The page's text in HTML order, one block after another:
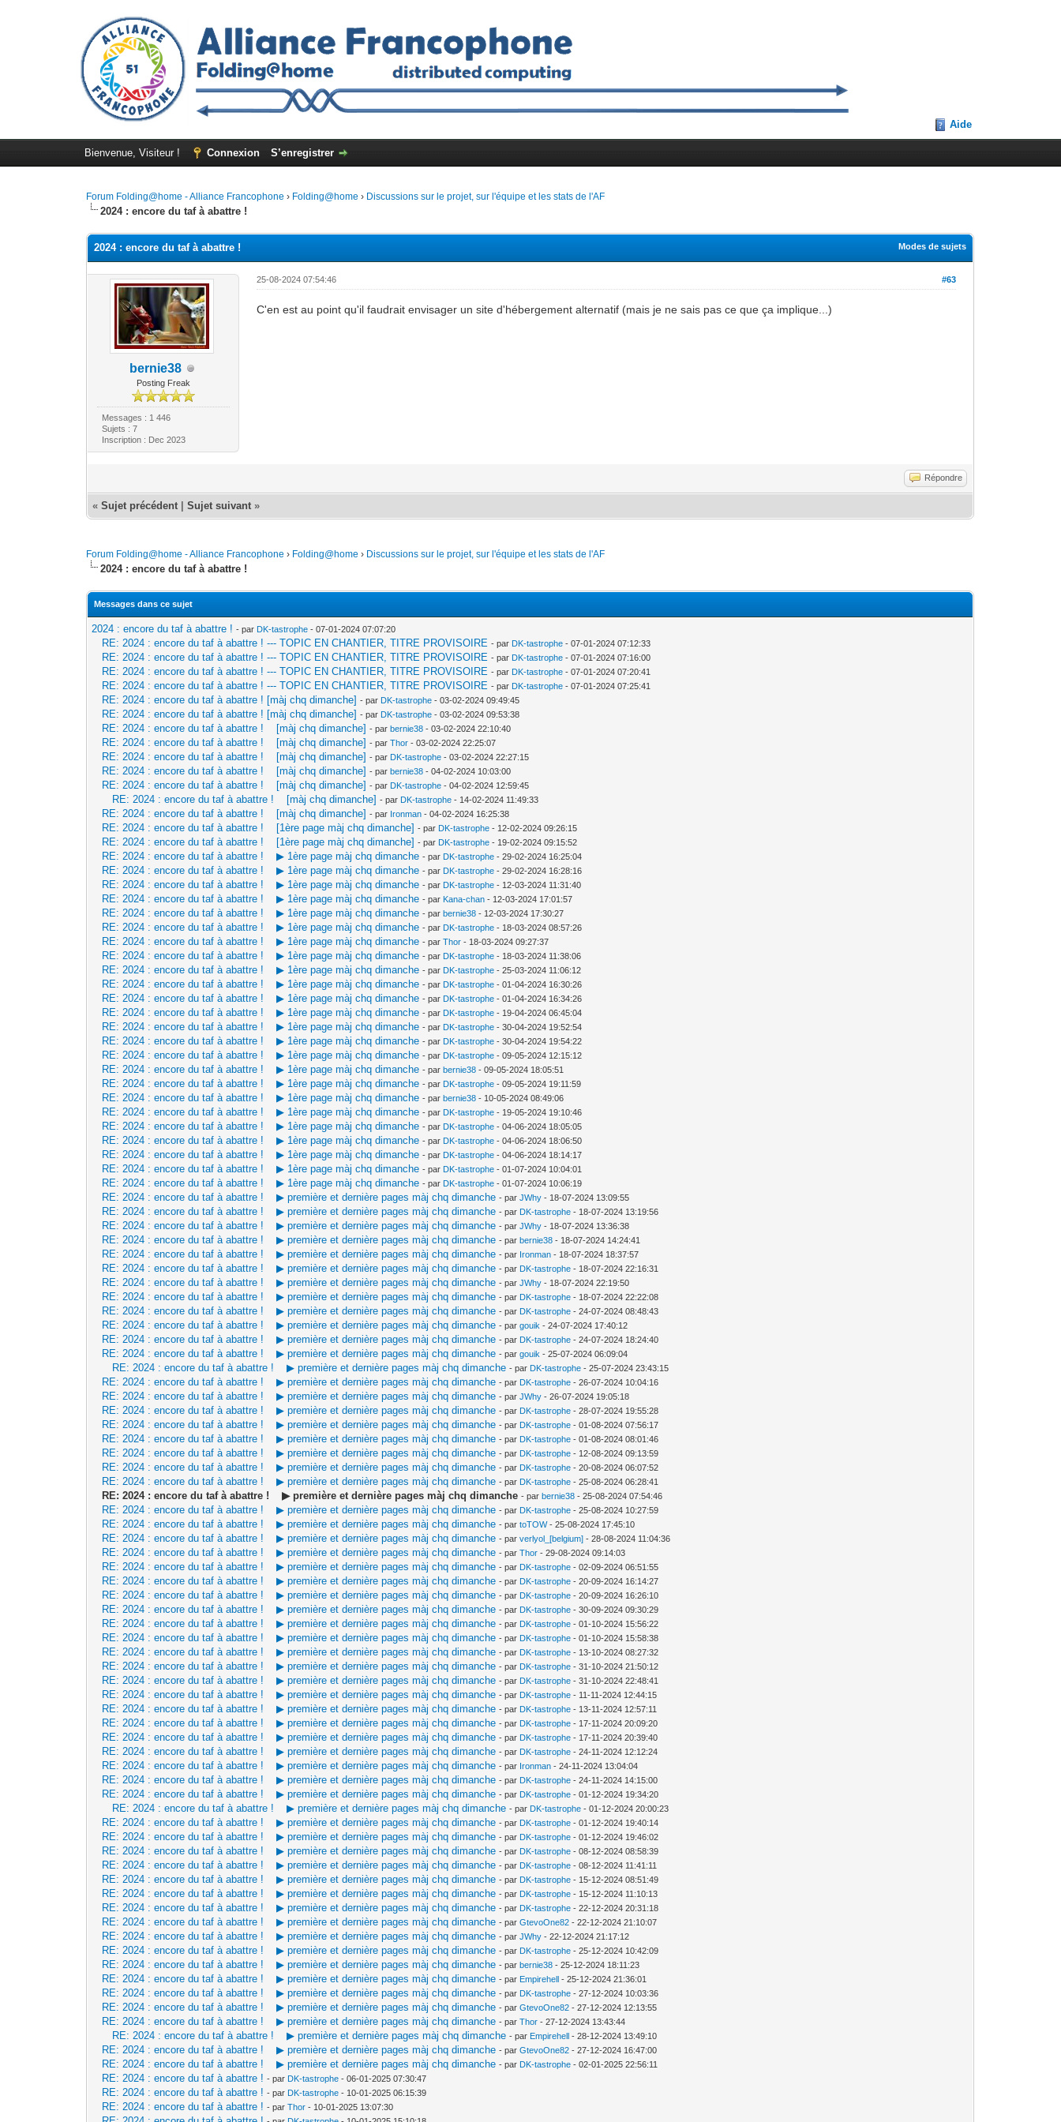
Aide
Bienvenue, Visiteur ! Connexion S’enregistrer
Forum Folding@home - Alliance Francophone › Folding@home › Discussions sur le projet, sur l'équipe et les stats de l'AF
2024 : encore du taf à abattre !
Modes de sujets
2024 : encore du taf à abattre !
bernie38
Posting Freak
Messages : 1 446
Sujets : 7
Inscription : Dec 2023
#63
25-08-2024 07:54:46
C'en est au point qu'il faudrait envisager un site d'hébergement alternatif (mais je ne sais pas ce que ça implique...)
Répondre
«Sujet précédent |Sujet suivant »
Forum Folding@home - Alliance Francophone › Folding@home › Discussions sur le projet, sur l'équipe et les stats de l'AF
2024 : encore du taf à abattre !
Messages dans ce sujet
2024 : encore du taf à abattre ! - par DK-tastrophe - 07-01-2024 07:07:20
RE: 2024 : encore du taf à abattre ! --- TOPIC EN CHANTIER, TITRE PROVISOIRE - par DK-tastrophe - 07-01-2024 07:12:33
RE: 2024 : encore du taf à abattre ! --- TOPIC EN CHANTIER, TITRE PROVISOIRE - par DK-tastrophe - 07-01-2024 07:16:00
RE: 2024 : encore du taf à abattre ! --- TOPIC EN CHANTIER, TITRE PROVISOIRE - par DK-tastrophe - 07-01-2024 07:20:41
RE: 2024 : encore du taf à abattre ! --- TOPIC EN CHANTIER, TITRE PROVISOIRE - par DK-tastrophe - 07-01-2024 07:25:41
RE: 2024 : encore du taf à abattre ! [màj chq dimanche] - par DK-tastrophe - 03-02-2024 09:49:45
RE: 2024 : encore du taf à abattre ! [màj chq dimanche] - par DK-tastrophe - 03-02-2024 09:53:38
RE: 2024 : encore du taf à abattre ! [màj chq dimanche] - parbernie38 - 03-02-2024 22:10:40
RE: 2024 : encore du taf à abattre ! [màj chq dimanche] - parThor - 03-02-2024 22:25:07
RE: 2024 : encore du taf à abattre ! [màj chq dimanche] - par DK-tastrophe - 03-02-2024 22:27:15
RE: 2024 : encore du taf à abattre ! [màj chq dimanche] - parbernie38 - 04-02-2024 10:03:00
RE: 2024 : encore du taf à abattre ! [màj chq dimanche] - par DK-tastrophe - 04-02-2024 12:59:45
RE: 2024 : encore du taf à abattre ! [màj chq dimanche] - par DK-tastrophe - 14-02-2024 11:49:33
RE: 2024 : encore du taf à abattre ! [màj chq dimanche] - par Ironman - 04-02-2024 16:25:38
RE: 2024 : encore du taf à abattre ! [1ère page màj chq dimanche] - par DK-tastrophe - 12-02-2024 09:26:15
RE: 2024 : encore du taf à abattre ! [1ère page màj chq dimanche] - par DK-tastrophe - 19-02-2024 09:15:52
RE: 2024 : encore du taf à abattre ! ▶ 1ère page màj chq dimanche - par DK-tastrophe - 29-02-2024 16:25:04
RE: 2024 : encore du taf à abattre ! ▶ 1ère page màj chq dimanche - par DK-tastrophe - 29-02-2024 16:28:16
RE: 2024 : encore du taf à abattre ! ▶ 1ère page màj chq dimanche - par DK-tastrophe - 12-03-2024 11:31:40
RE: 2024 : encore du taf à abattre ! ▶ 1ère page màj chq dimanche - par Kana-chan - 12-03-2024 17:01:57
RE: 2024 : encore du taf à abattre ! ▶ 1ère page màj chq dimanche - parbernie38 - 12-03-2024 17:30:27
RE: 2024 : encore du taf à abattre ! ▶ 1ère page màj chq dimanche - par DK-tastrophe - 18-03-2024 08:57:26
RE: 2024 : encore du taf à abattre ! ▶ 1ère page màj chq dimanche - parThor - 18-03-2024 09:27:37
RE: 2024 : encore du taf à abattre ! ▶ 1ère page màj chq dimanche - par DK-tastrophe - 18-03-2024 11:38:06
RE: 2024 : encore du taf à abattre ! ▶ 1ère page màj chq dimanche - par DK-tastrophe - 25-03-2024 11:06:12
RE: 2024 : encore du taf à abattre ! ▶ 1ère page màj chq dimanche - par DK-tastrophe - 01-04-2024 16:30:26
RE: 2024 : encore du taf à abattre ! ▶ 1ère page màj chq dimanche - par DK-tastrophe - 01-04-2024 16:34:26
RE: 2024 : encore du taf à abattre ! ▶ 1ère page màj chq dimanche - par DK-tastrophe - 19-04-2024 06:45:04
RE: 2024 : encore du taf à abattre ! ▶ 1ère page màj chq dimanche - par DK-tastrophe - 30-04-2024 19:52:54
RE: 2024 : encore du taf à abattre ! ▶ 1ère page màj chq dimanche - par DK-tastrophe - 30-04-2024 19:54:22
RE: 2024 : encore du taf à abattre ! ▶ 1ère page màj chq dimanche - par DK-tastrophe - 09-05-2024 12:15:12
RE: 2024 : encore du taf à abattre ! ▶ 1ère page màj chq dimanche - parbernie38 - 09-05-2024 18:05:51
RE: 2024 : encore du taf à abattre ! ▶ 1ère page màj chq dimanche - par DK-tastrophe - 09-05-2024 19:11:59
RE: 2024 : encore du taf à abattre ! ▶ 1ère page màj chq dimanche - parbernie38 - 10-05-2024 08:49:06
RE: 2024 : encore du taf à abattre ! ▶ 1ère page màj chq dimanche - par DK-tastrophe - 19-05-2024 19:10:46
RE: 2024 : encore du taf à abattre ! ▶ 1ère page màj chq dimanche - par DK-tastrophe - 04-06-2024 18:05:05
RE: 2024 : encore du taf à abattre ! ▶ 1ère page màj chq dimanche - par DK-tastrophe - 04-06-2024 18:06:50
RE: 2024 : encore du taf à abattre ! ▶ 1ère page màj chq dimanche - par DK-tastrophe - 04-06-2024 18:14:17
RE: 2024 : encore du taf à abattre ! ▶ 1ère page màj chq dimanche - par DK-tastrophe - 01-07-2024 10:04:01
RE: 2024 : encore du taf à abattre ! ▶ 1ère page màj chq dimanche - par DK-tastrophe - 01-07-2024 10:06:19
RE: 2024 : encore du taf à abattre ! ▶ première et dernière pages màj chq dimanche - parJWhy - 18-07-2024 13:09:55
RE: 2024 : encore du taf à abattre ! ▶ première et dernière pages màj chq dimanche - par DK-tastrophe - 18-07-2024 13:19:56
RE: 2024 : encore du taf à abattre ! ▶ première et dernière pages màj chq dimanche - parJWhy - 18-07-2024 13:36:38
RE: 2024 : encore du taf à abattre ! ▶ première et dernière pages màj chq dimanche - parbernie38 - 18-07-2024 14:24:41
RE: 2024 : encore du taf à abattre ! ▶ première et dernière pages màj chq dimanche - par Ironman - 18-07-2024 18:37:57
RE: 2024 : encore du taf à abattre ! ▶ première et dernière pages màj chq dimanche - par DK-tastrophe - 18-07-2024 22:16:31
RE: 2024 : encore du taf à abattre ! ▶ première et dernière pages màj chq dimanche - parJWhy - 18-07-2024 22:19:50
RE: 2024 : encore du taf à abattre ! ▶ première et dernière pages màj chq dimanche - par DK-tastrophe - 18-07-2024 22:22:08
RE: 2024 : encore du taf à abattre ! ▶ première et dernière pages màj chq dimanche - par DK-tastrophe - 24-07-2024 08:48:43
RE: 2024 : encore du taf à abattre ! ▶ première et dernière pages màj chq dimanche - pargouik - 24-07-2024 17:40:12
RE: 2024 : encore du taf à abattre ! ▶ première et dernière pages màj chq dimanche - par DK-tastrophe - 24-07-2024 18:24:40
RE: 2024 : encore du taf à abattre ! ▶ première et dernière pages màj chq dimanche - pargouik - 25-07-2024 06:09:04
RE: 2024 : encore du taf à abattre ! ▶ première et dernière pages màj chq dimanche - par DK-tastrophe - 25-07-2024 23:43:15
RE: 2024 : encore du taf à abattre ! ▶ première et dernière pages màj chq dimanche - par DK-tastrophe - 26-07-2024 10:04:16
RE: 2024 : encore du taf à abattre ! ▶ première et dernière pages màj chq dimanche - parJWhy - 26-07-2024 19:05:18
RE: 2024 : encore du taf à abattre ! ▶ première et dernière pages màj chq dimanche - par DK-tastrophe - 28-07-2024 19:55:28
RE: 2024 : encore du taf à abattre ! ▶ première et dernière pages màj chq dimanche - par DK-tastrophe - 01-08-2024 07:56:17
RE: 2024 : encore du taf à abattre ! ▶ première et dernière pages màj chq dimanche - par DK-tastrophe - 01-08-2024 08:01:46
RE: 2024 : encore du taf à abattre ! ▶ première et dernière pages màj chq dimanche - par DK-tastrophe - 12-08-2024 09:13:59
RE: 2024 : encore du taf à abattre ! ▶ première et dernière pages màj chq dimanche - par DK-tastrophe - 20-08-2024 06:07:52
RE: 2024 : encore du taf à abattre ! ▶ première et dernière pages màj chq dimanche - par DK-tastrophe - 25-08-2024 06:28:41
RE: 2024 : encore du taf à abattre ! ▶ première et dernière pages màj chq dimanche - parbernie38 - 25-08-2024 07:54:46
RE: 2024 : encore du taf à abattre ! ▶ première et dernière pages màj chq dimanche - par DK-tastrophe - 25-08-2024 10:27:59
RE: 2024 : encore du taf à abattre ! ▶ première et dernière pages màj chq dimanche - partoTOW- 25-08-2024 17:45:10
RE: 2024 : encore du taf à abattre ! ▶ première et dernière pages màj chq dimanche - parverlyol_[belgium] - 28-08-2024 11:04:36
RE: 2024 : encore du taf à abattre ! ▶ première et dernière pages màj chq dimanche - parThor - 29-08-2024 09:14:03
RE: 2024 : encore du taf à abattre ! ▶ première et dernière pages màj chq dimanche - par DK-tastrophe - 02-09-2024 06:51:55
RE: 2024 : encore du taf à abattre ! ▶ première et dernière pages màj chq dimanche - par DK-tastrophe - 20-09-2024 16:14:27
RE: 2024 : encore du taf à abattre ! ▶ première et dernière pages màj chq dimanche - par DK-tastrophe - 20-09-2024 16:26:10
RE: 2024 : encore du taf à abattre ! ▶ première et dernière pages màj chq dimanche - par DK-tastrophe - 30-09-2024 09:30:29
RE: 2024 : encore du taf à abattre ! ▶ première et dernière pages màj chq dimanche - par DK-tastrophe - 01-10-2024 15:56:22
RE: 2024 : encore du taf à abattre ! ▶ première et dernière pages màj chq dimanche - par DK-tastrophe - 01-10-2024 15:58:38
RE: 2024 : encore du taf à abattre ! ▶ première et dernière pages màj chq dimanche - par DK-tastrophe - 13-10-2024 08:27:32
RE: 2024 : encore du taf à abattre ! ▶ première et dernière pages màj chq dimanche - par DK-tastrophe - 31-10-2024 21:50:12
RE: 2024 : encore du taf à abattre ! ▶ première et dernière pages màj chq dimanche - par DK-tastrophe - 31-10-2024 22:48:41
RE: 2024 : encore du taf à abattre ! ▶ première et dernière pages màj chq dimanche - par DK-tastrophe - 11-11-2024 12:44:15
RE: 2024 : encore du taf à abattre ! ▶ première et dernière pages màj chq dimanche - par DK-tastrophe - 13-11-2024 12:57:11
RE: 2024 : encore du taf à abattre ! ▶ première et dernière pages màj chq dimanche - par DK-tastrophe - 17-11-2024 20:09:20
RE: 2024 : encore du taf à abattre ! ▶ première et dernière pages màj chq dimanche - par DK-tastrophe - 17-11-2024 20:39:40
RE: 2024 : encore du taf à abattre ! ▶ première et dernière pages màj chq dimanche - par DK-tastrophe - 24-11-2024 12:12:24
RE: 2024 : encore du taf à abattre ! ▶ première et dernière pages màj chq dimanche - par Ironman - 24-11-2024 13:04:04
RE: 2024 : encore du taf à abattre ! ▶ première et dernière pages màj chq dimanche - par DK-tastrophe - 24-11-2024 14:15:00
RE: 2024 : encore du taf à abattre ! ▶ première et dernière pages màj chq dimanche - par DK-tastrophe - 01-12-2024 19:34:20
RE: 2024 : encore du taf à abattre ! ▶ première et dernière pages màj chq dimanche - par DK-tastrophe - 01-12-2024 20:00:23
RE: 2024 : encore du taf à abattre ! ▶ première et dernière pages màj chq dimanche - par DK-tastrophe - 01-12-2024 19:40:14
RE: 2024 : encore du taf à abattre ! ▶ première et dernière pages màj chq dimanche - par DK-tastrophe - 01-12-2024 19:46:02
RE: 2024 : encore du taf à abattre ! ▶ première et dernière pages màj chq dimanche - par DK-tastrophe - 08-12-2024 08:58:39
RE: 2024 : encore du taf à abattre ! ▶ première et dernière pages màj chq dimanche - par DK-tastrophe - 08-12-2024 11:41:11
RE: 2024 : encore du taf à abattre ! ▶ première et dernière pages màj chq dimanche - par DK-tastrophe - 15-12-2024 08:51:49
RE: 2024 : encore du taf à abattre ! ▶ première et dernière pages màj chq dimanche - par DK-tastrophe - 15-12-2024 11:10:13
RE: 2024 : encore du taf à abattre ! ▶ première et dernière pages màj chq dimanche - par DK-tastrophe - 22-12-2024 20:31:18
RE: 2024 : encore du taf à abattre ! ▶ première et dernière pages màj chq dimanche - parGtevoOne82 - 22-12-2024 21:10:07
RE: 2024 : encore du taf à abattre ! ▶ première et dernière pages màj chq dimanche - parJWhy - 22-12-2024 21:17:12
RE: 2024 : encore du taf à abattre ! ▶ première et dernière pages màj chq dimanche - par DK-tastrophe - 25-12-2024 10:42:09
RE: 2024 : encore du taf à abattre ! ▶ première et dernière pages màj chq dimanche - parbernie38 - 25-12-2024 18:11:23
RE: 2024 : encore du taf à abattre ! ▶ première et dernière pages màj chq dimanche - par Empirehell - 25-12-2024 21:36:01
RE: 2024 : encore du taf à abattre ! ▶ première et dernière pages màj chq dimanche - par DK-tastrophe - 27-12-2024 10:03:36
RE: 2024 : encore du taf à abattre ! ▶ première et dernière pages màj chq dimanche - parGtevoOne82 - 27-12-2024 12:13:55
RE: 2024 : encore du taf à abattre ! ▶ première et dernière pages màj chq dimanche - parThor - 27-12-2024 13:43:44
RE: 2024 : encore du taf à abattre ! ▶ première et dernière pages màj chq dimanche - par Empirehell - 28-12-2024 13:49:10
RE: 2024 : encore du taf à abattre ! ▶ première et dernière pages màj chq dimanche - parGtevoOne82 - 27-12-2024 16:47:00
RE: 2024 : encore du taf à abattre ! ▶ première et dernière pages màj chq dimanche - par DK-tastrophe - 02-01-2025 22:56:11
RE: 2024 : encore du taf à abattre ! - par DK-tastrophe - 06-01-2025 07:30:47
RE: 2024 : encore du taf à abattre ! - par DK-tastrophe - 10-01-2025 06:15:39
RE: 2024 : encore du taf à abattre ! - parThor - 10-01-2025 13:07:30